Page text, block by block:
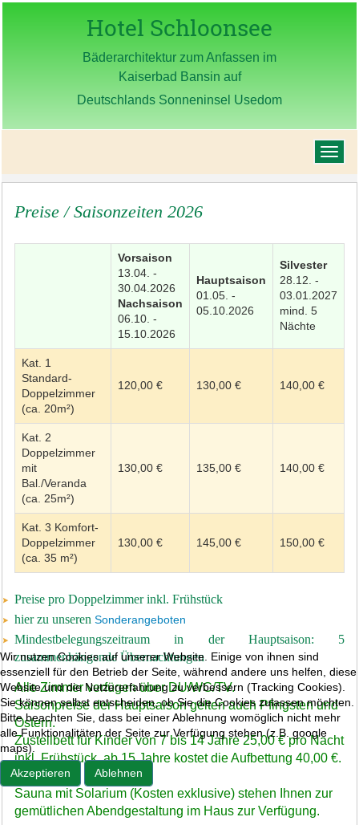
Hotel Schloonsee
Bäderarchitektur zum Anfassen im
Kaiserbad Bansin auf
Deutschlands Sonneninsel Usedom
Preise / Saisonzeiten 2026
Vorsaison
13.04. -
30.04.2026
Nachsaison
06.10. -
15.10.2026
Hauptsaison
01.05. -
05.10.2026
Silvester
28.12. -
03.01.2027
mind. 5
Nächte
Kat. 1
Standard-
Doppelzimmer
(ca. 20m²)
120,00 € 130,00 € 140,00 €
Kat. 2
Doppelzimmer
mit
Bal./Veranda
(ca. 25m²)
130,00 € 135,00 € 140,00 €
Kat. 3 Komfort-
Doppelzimmer
(ca. 35 m²)
130,00 € 145,00 € 150,00 €
Preise pro Doppelzimmer inkl. Frühstück
hier zu unseren Sonderangeboten
Mindestbelegungszeitraum in der Hauptsaison: 5
zusammenhängende Übernachtungen
Alle Zimmer verfügen über DU/WC/TV.
Saisonpreise der Hauptsaison gelten auch Pfingsten und
Ostern.
Zustellbett für Kinder von 7 bis 14 Jahre 25,00 € pro Nacht
inkl. Frühstück, ab 15 Jahre kostet die Aufbettung 40,00 €.
Sauna mit Solarium (Kosten exklusive) stehen Ihnen zur
gemütlichen Abendgestaltung im Haus zur Verfügung.
Wir nutzen Cookies auf unserer Website. Einige von ihnen sind
essenziell für den Betrieb der Seite, während andere uns helfen, diese
Website und die Nutzererfahrung zu verbessern (Tracking Cookies).
Sie können selbst entscheiden, ob Sie die Cookies zulassen möchten.
Bitte beachten Sie, dass bei einer Ablehnung womöglich nicht mehr
alle Funktionalitäten der Seite zur Verfügung stehen (z.B. google
maps).
Akzeptieren
Ablehnen